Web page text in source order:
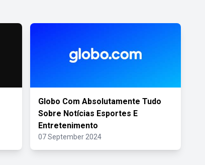
Globo Com Absolutamente Tudo
Sobre Notícias Esportes E
Entretenimento
07 September 2024